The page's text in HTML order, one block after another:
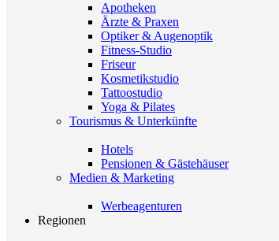
Apotheken
Ärzte & Praxen
Optiker & Augenoptik
Fitness-Studio
Friseur
Kosmetikstudio
Tattoostudio
Yoga & Pilates
Tourismus & Unterkünfte
Hotels
Pensionen & Gästehäuser
Medien & Marketing
Werbeagenturen
Regionen